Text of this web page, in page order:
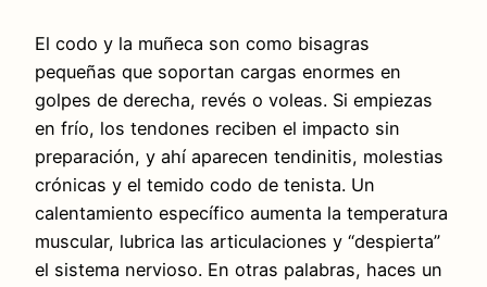
El codo y la muñeca son como bisagras
pequeñas que soportan cargas enormes en
golpes de derecha, revés o voleas. Si empiezas
en frío, los tendones reciben el impacto sin
preparación, y ahí aparecen tendinitis, molestias
crónicas y el temido codo de tenista. Un
calentamiento específico aumenta la temperatura
muscular, lubrica las articulaciones y “despierta”
el sistema nervioso. En otras palabras, haces un